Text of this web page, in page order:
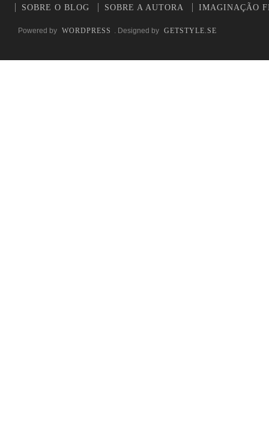
SOBRE O BLOG SOBRE A AUTORA IMAGINAÇÃO
Powered by WORDPRESS . Designed by GETSTYLE.SE